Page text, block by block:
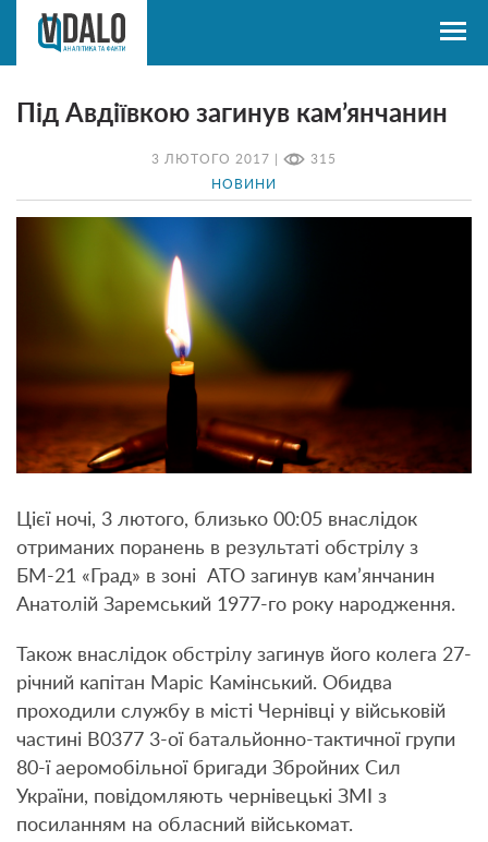
3 ЛЮТОГО 2017 | 315
НОВИНИ
Під Авдіївкою загинув кам’янчанин
Цієї ночі, 3 лютого, близько 00:05 внаслідок
отриманих поранень в результаті обстрілу з
БМ-21 «Град» в зоні АТО загинув кам’янчанин
Анатолій Заремський 1977-го року народження.
Також внаслідок обстрілу загинув його колега 27-
річний капітан Маріс Камінський. Обидва
проходили службу в місті Чернівці у військовій
частині В0377 3-ої батальйонно-тактичної групи
80-ї аеромобільної бригади Збройних Сил
України, повідомляють чернівецькі ЗМІ з
посиланням на обласний військомат.